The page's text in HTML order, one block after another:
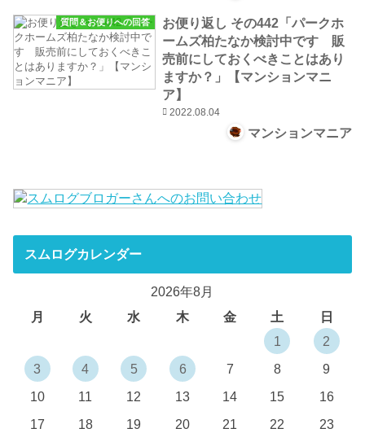
質問＆お便りへの回答
お便り返し その442「パークホ
ームズ柏たなか検討中です 販
売前にしておくべきことはあり
ますか？」【マンションマニ
ア】
2022.08.04
マンションマニア
スムログカレンダー
2026年8月
月
火 水 木 金 土
日
1
2
3
4 5 6 7 8
9
10
11 12 13 14 15
16
17
18 19 20 21 22
23